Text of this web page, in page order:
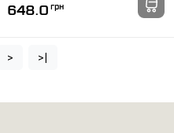
648.0 грн
> >|